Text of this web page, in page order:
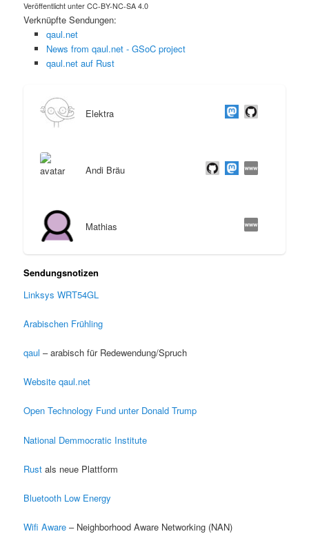
Veröffentlicht unter CC-BY-NC-SA 4.0
Verknüpfte Sendungen:
qaul.net
News from qaul.net - GSoC project
qaul.net auf Rust
Elektra
Andi Bräu
Mathias
Sendungsnotizen
Linksys WRT54GL
Arabischen Frühling
qaul – arabisch für Redewendung/Spruch
Website qaul.net
Open Technology Fund unter Donald Trump
National Demmocratic Institute
Rust als neue Plattform
Bluetooth Low Energy
Wifi Aware – Neighborhood Aware Networking (NAN)